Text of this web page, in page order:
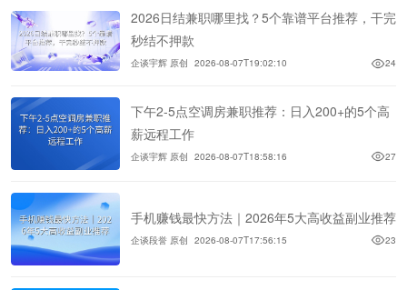
2026日结兼职哪里找？5个靠谱平台推荐，干完
秒结不押款
企谈宇辉 原创 2026-08-07T19:02:10 24
下午2-5点空调房兼职推荐：日入200+的5个高
薪远程工作
企谈宇辉 原创 2026-08-07T18:58:16 27
手机赚钱最快方法｜2026年5大高收益副业推荐
企谈段誉 原创 2026-08-07T17:56:15 23